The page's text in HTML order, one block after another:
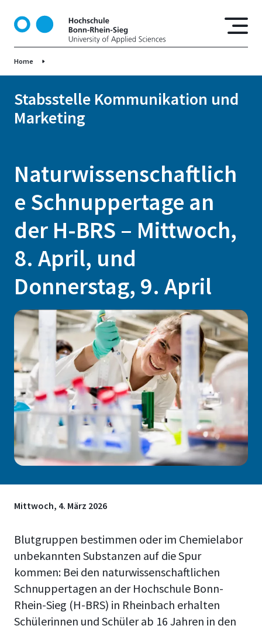
t
Home
Stabsstelle Kommunikation und
Marketing
Naturwissenschaftlich
e Schnuppertage an
der H-BRS – Mittwoch,
8. April, und
Donnerstag, 9. April
Mittwoch, 4. März 2026
Blutgruppen bestimmen oder im Chemielabor
unbekannten Substanzen auf die Spur
kommen: Bei den naturwissenschaftlichen
Schnuppertagen an der Hochschule Bonn-
Rhein-Sieg (H-BRS) in Rheinbach erhalten
Schülerinnen und Schüler ab 16 Jahren in den